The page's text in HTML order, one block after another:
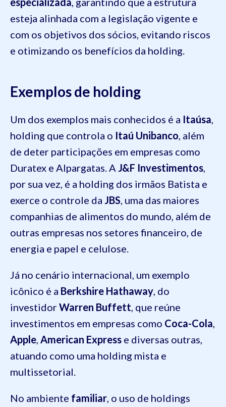
esteja alinhada com a legislação vigente e
com os objetivos dos sócios, evitando riscos
e otimizando os benefícios da holding.
Exemplos de holding
Um dos exemplos mais conhecidos é a Itaúsa
holding que controla o Itaú Unibanco , além
de deter participações em empresas como
Duratex e Alpargatas. A J&F Investimentos
por sua vez, é a holding dos irmãos Batista e
exerce o controle da JBS , uma das maiores
companhias de alimentos do mundo, além de
outras empresas nos setores financeiro, de
energia e papel e celulose.
Já no cenário internacional, um exemplo
icônico é a Berkshire Hathaway , do
investidorWarren Buffett , que reúne
investimentos em empresas como Coca-Cola
Apple American Express e diversas outras,
atuando como uma holding mista e
multissetorial.
No ambiente familiar , o uso de holdings